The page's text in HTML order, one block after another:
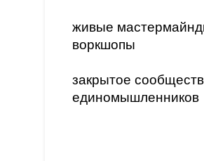
живые
воркшопы
закрытое
единомышленников